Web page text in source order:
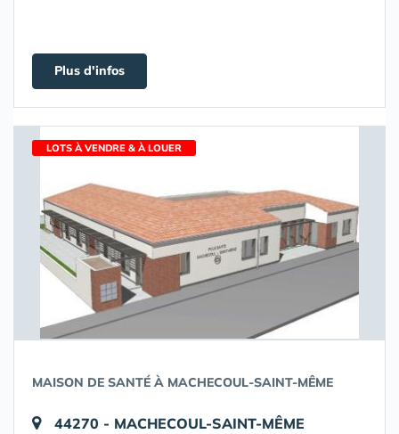
Plus d'infos
LOTS À VENDRE & À LOUER
MAISON DE SANTÉ À MACHECOUL-SAINT-MÊME
44270 - MACHECOUL-SAINT-MÊME